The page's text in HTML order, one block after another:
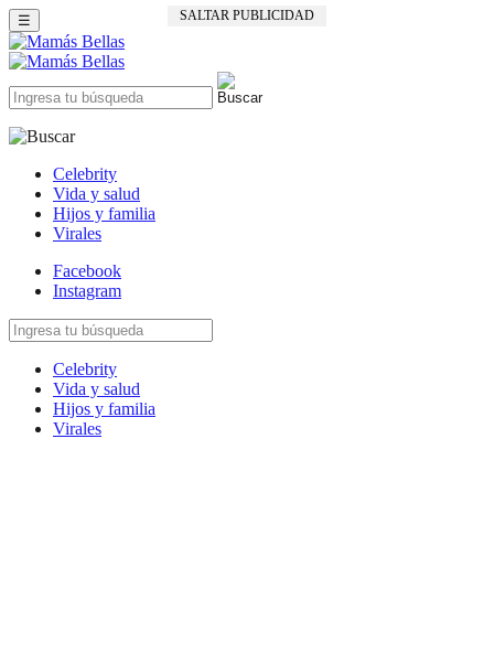
SALTAR PUBLICIDAD
☰
Celebrity
Vida y salud
Hijos y familia
Virales
Facebook
Instagram
Celebrity
Vida y salud
Hijos y familia
Virales